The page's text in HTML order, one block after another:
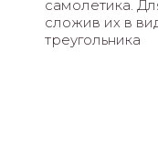
самолетика.
сложив их в
треугольника